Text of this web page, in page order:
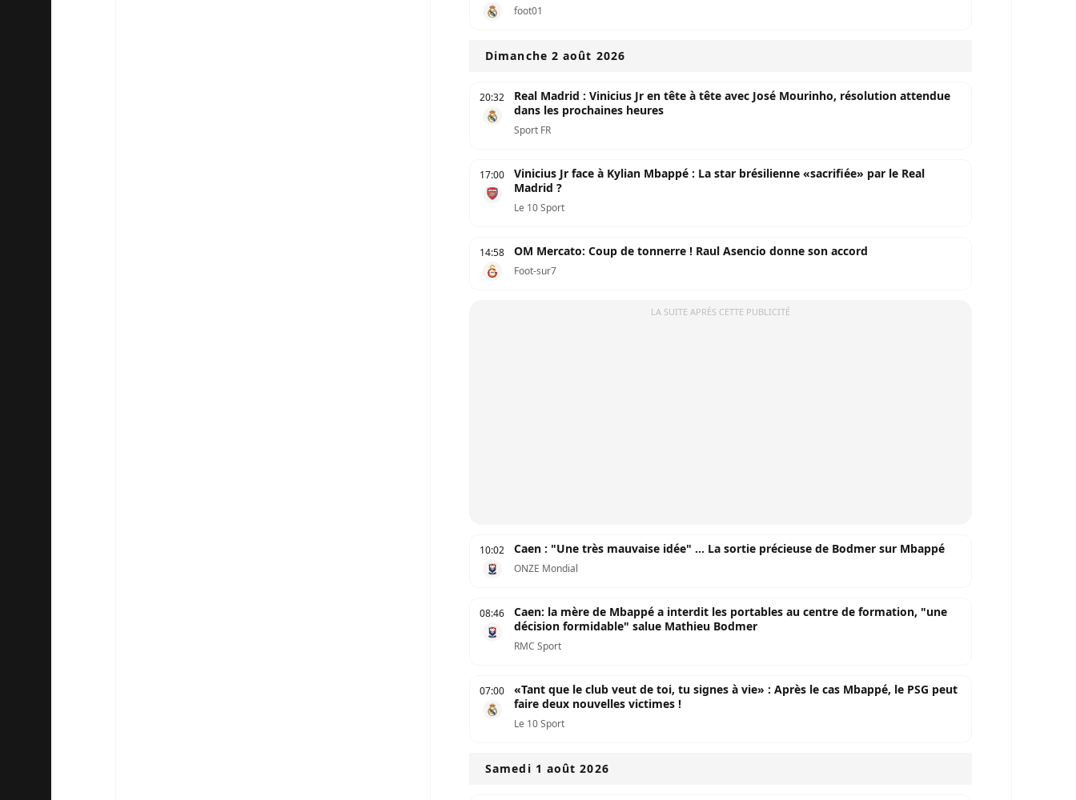
foot01
Dimanche 2 août 2026
20:32
Real Madrid : Vinicius Jr en tête à tête avec José Mourinho, résolution attendue
dans les prochaines heures
Sport FR
17:00
Vinicius Jr face à Kylian Mbappé : La star brésilienne «sacrifiée» par le Real
Madrid ?
Le 10 Sport
14:58 OM Mercato: Coup de tonnerre ! Raul Asencio donne son accord
Foot-sur7
LA SUITE APRÈS CETTE PUBLICITÉ
10:02 Caen : "Une très mauvaise idée" ... La sortie précieuse de Bodmer sur Mbappé
ONZE Mondial
08:46
Caen: la mère de Mbappé a interdit les portables au centre de formation, "une
décision formidable" salue Mathieu Bodmer
RMC Sport
07:00
«Tant que le club veut de toi, tu signes à vie» : Après le cas Mbappé, le PSG peut
faire deux nouvelles victimes !
Le 10 Sport
Samedi 1 août 2026